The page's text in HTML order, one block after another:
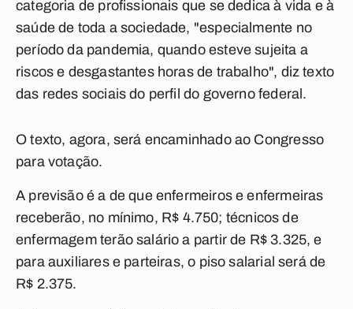
categoria de profissionais que se dedica à vida e à
saúde de toda a sociedade, "especialmente no
período da pandemia, quando esteve sujeita a
riscos e desgastantes horas de trabalho", diz texto
das redes sociais do perfil do governo federal.
O texto, agora, será encaminhado ao Congresso
para votação.
A previsão é a de que enfermeiros e enfermeiras
receberão, no mínimo, R$ 4.750; técnicos de
enfermagem terão salário a partir de R$ 3.325, e
para auxiliares e parteiras, o piso salarial será de
R$ 2.375.